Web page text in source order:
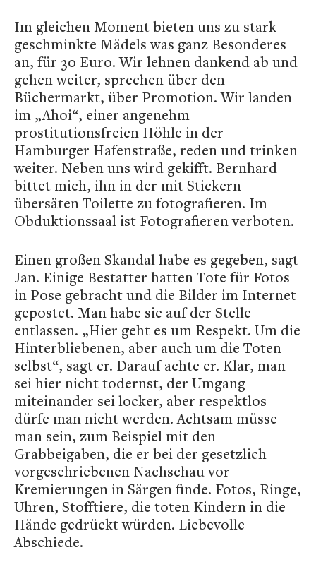
Im gleichen Moment bieten uns zu stark
geschminkte Mädels was ganz Besonderes
an, für 30 Euro. Wir lehnen dankend ab und
gehen weiter, sprechen über den
Büchermarkt, über Promotion. Wir landen
im „Ahoi“, einer angenehm
prostitutionsfreien Höhle in der
Hamburger Hafenstraße, reden und trinken
weiter. Neben uns wird gekifft. Bernhard
bittet mich, ihn in der mit Stickern
übersäten Toilette zu fotografieren. Im
Obduktionssaal ist Fotografieren verboten.
Einen großen Skandal habe es gegeben, sagt
Jan. Einige Bestatter hatten Tote für Fotos
in Pose gebracht und die Bilder im Internet
gepostet. Man habe sie auf der Stelle
entlassen. „Hier geht es um Respekt. Um die
Hinterbliebenen, aber auch um die Toten
selbst“, sagt er. Darauf achte er. Klar, man
sei hier nicht todernst, der Umgang
miteinander sei locker, aber respektlos
dürfe man nicht werden. Achtsam müsse
man sein, zum Beispiel mit den
Grabbeigaben, die er bei der gesetzlich
vorgeschriebenen Nachschau vor
Kremierungen in Särgen finde. Fotos, Ringe,
Uhren, Stofftiere, die toten Kindern in die
Hände gedrückt würden. Liebevolle
Abschiede.